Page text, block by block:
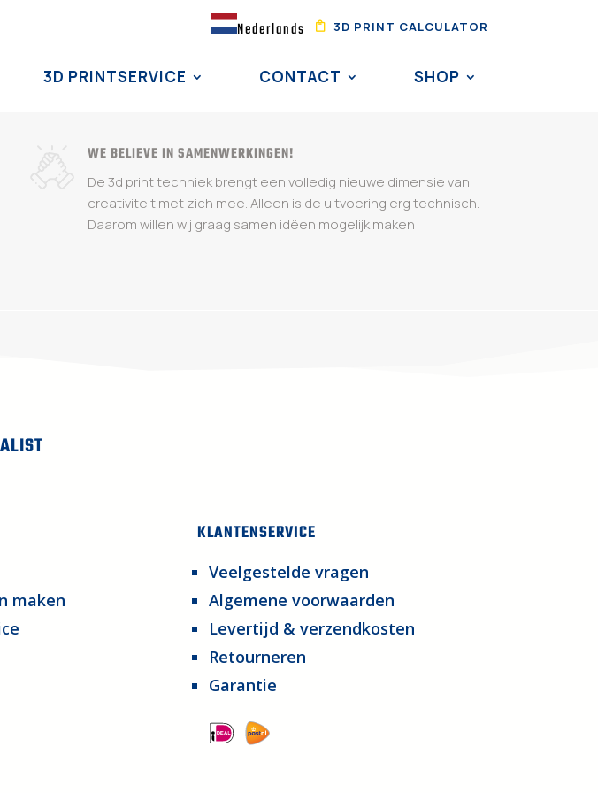
Nederlands 3D PRINT CALCULATOR
3D PRINTSERVICE CONTACT SHOP
WE BELIEVE IN SAMENWERKINGEN!
De 3d print techniek brengt een volledig nieuwe dimensie van
creativiteit met zich mee. Alleen is de uitvoering erg technisch.
Daarom willen wij graag samen idëen mogelijk maken
maken
KLANTENSERVICE
Veelgestelde vragen
Algemene voorwaarden
Levertijd & verzendkosten
Retourneren
Garantie